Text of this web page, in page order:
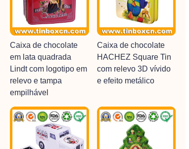
Caixa de chocolate
em lata quadrada
Lindt com logotipo em
relevo e tampa
empilhável
Caixa de chocolate
HACHEZ Square Tin
com relevo 3D vívido
e efeito metálico